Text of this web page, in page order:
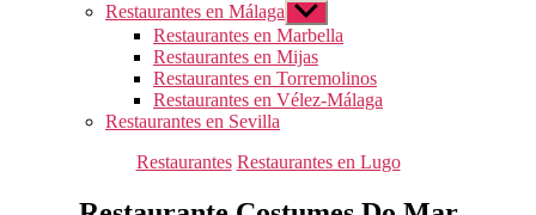
Restaurantes en Málaga Mostrar
el
submenú
Restaurantes en Marbella
Restaurantes en Mijas
Restaurantes en Torremolinos
Restaurantes en Vélez-Málaga
Restaurantes en Sevilla
Categorías
Restaurantes Restaurantes en Lugo